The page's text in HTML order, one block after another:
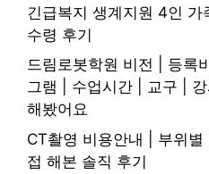
긴급복지 생계지원 4인
수령 후기
드림로봇학원 비전 | 등록
그램 | 수업시간 | 교구 |
해봤어요
CT촬영 비용안내 | 부위
접 해본 솔직 후기